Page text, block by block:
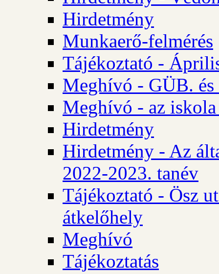
Hirdetmény
Munkaerő-felmérés
Tájékoztató -
Meghívó - GÜB.
Meghívó - az iskola
Hirdetmény
Hirdetmény - Az
2022-2023. tanév
Tájékoztató - Ösz
átkelőhely
Meghívó
Tájékoztatás